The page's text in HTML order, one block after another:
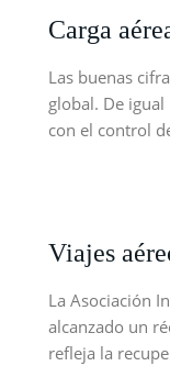
Carga
Las buenas
global. De
con el control
Viajes
La Asociación
alcanzado un
refleja la